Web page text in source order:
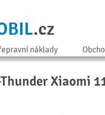
.cz
náklady
Xiaomi